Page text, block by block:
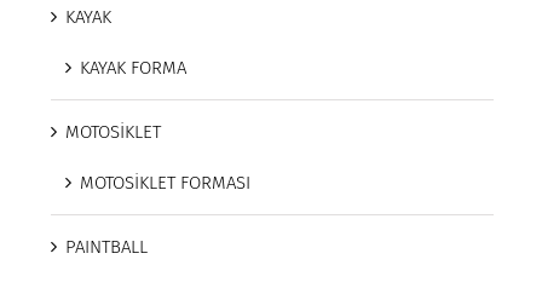
KAYAK
KAYAK FORMA
MOTOSİKLET
MOTOSİKLET FORMASI
PAINTBALL